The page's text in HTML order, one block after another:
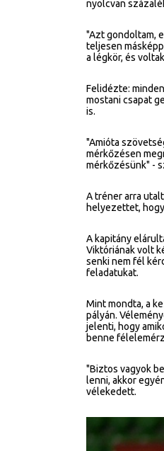
nyolcvan
"Azt gondoltam,
teljesen
a légkör, és
Felidézte:
mostani csapat
is.
"Amióta
mérkőzésen
mérkőzésünk" -
A tréner arra
helyezettet,
A kapitány
Viktóriának volt
senki nem fél
feladatukat.
Mint mondta, a
pályán.
jelenti, hogy
benne
"Biztos vagyok
lenni, akkor
vélekedett.